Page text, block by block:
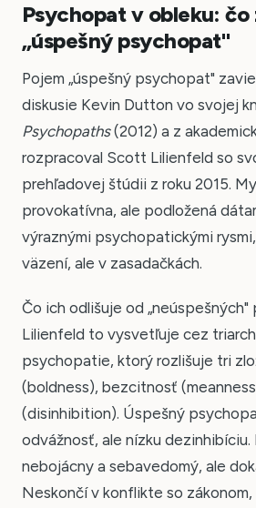
Psychopat v obleku: čo
„úspešný psychopat"
Pojem „úspešný psychopat"
diskusie Kevin Dutton vo svojej
Psychopaths(2012) a z
rozpracoval Scott Lilienfeld so
prehľadovej štúdii z roku 2015.
provokatívna, ale podložená
výraznými psychopatickými
väzení, ale v zasadačkách.
Čo ich odlišuje od
Lilienfeld to vysvetľuje cez
psychopatie, ktorý rozlišuje tri
(boldness), bezcitnosť
(disinhibition). Úspešný
odvážnosť, ale nízku dezinhibíciu.
nebojácny a sebavedomý, ale
Neskončí v konflikte so